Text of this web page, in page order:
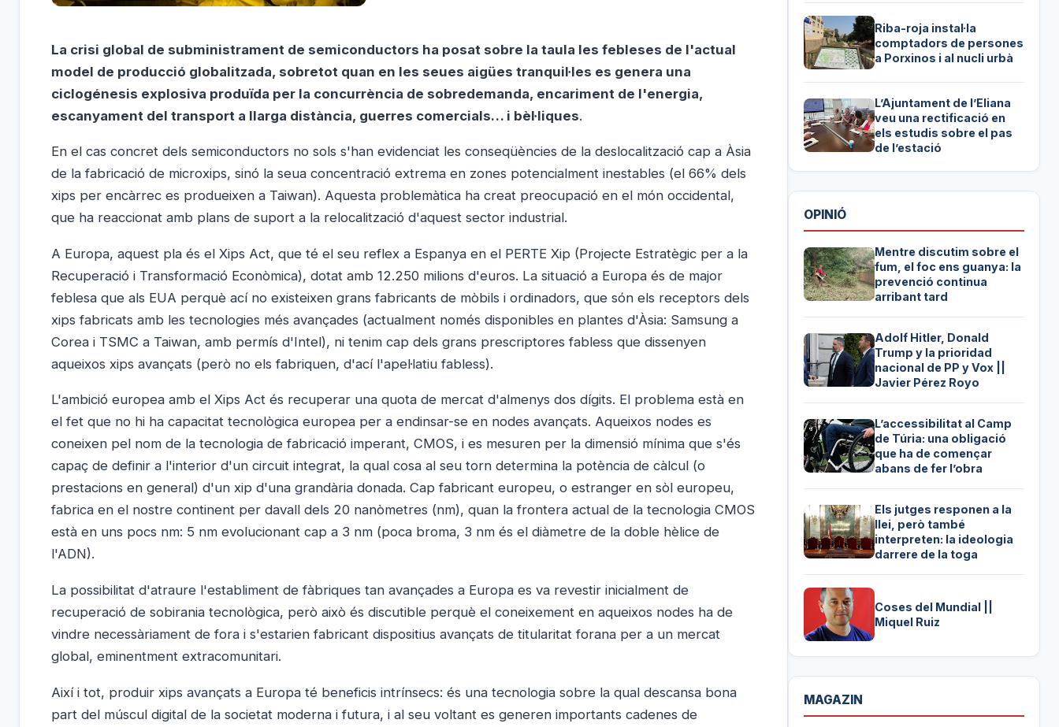
La crisi global de subministrament de semiconductors ha posat sobre la taula les febleses de l'actual
model de producció globalitzada, sobretot quan en les seues aigües tranquil·les es genera una
ciclogénesis explosiva produïda per la concurrència de sobredemanda, encariment de l'energia,
escanyament del transport a llarga distància, guerres comercials… i bèl·liques.
En el cas concret dels semiconductors no sols s'han evidenciat les conseqüències de la deslocalització cap a Àsia
de la fabricació de microxips, sinó la seua concentració extrema en zones potencialment inestables (el 66% dels
xips per encàrrec es produeixen a Taiwan). Aquesta problemàtica ha creat preocupació en el món occidental,
que ha reaccionat amb plans de suport a la relocalització d'aquest sector industrial.
A Europa, aquest pla és el Xips Act, que té el seu reflex a Espanya en el PERTE Xip (Projecte Estratègic per a la
Recuperació i Transformació Econòmica), dotat amb 12.250 milions d'euros. La situació a Europa és de major
feblesa que als EUA perquè ací no existeixen grans fabricants de mòbils i ordinadors, que són els receptors dels
xips fabricats amb les tecnologies més avançades (actualment només disponibles en plantes d'Àsia: Samsung a
Corea i TSMC a Taiwan, amb permís d'Intel), ni tenim cap dels grans prescriptores fabless que dissenyen
aqueixos xips avançats (però no els fabriquen, d'ací l'apel·latiu fabless).
L'ambició europea amb el Xips Act és recuperar una quota de mercat d'almenys dos dígits. El problema està en
el fet que no hi ha capacitat tecnològica europea per a endinsar-se en nodes avançats. Aqueixos nodes es
coneixen pel nom de la tecnologia de fabricació imperant, CMOS, i es mesuren per la dimensió mínima que s'és
capaç de definir a l'interior d'un circuit integrat, la qual cosa al seu torn determina la potència de càlcul (o
prestacions en general) d'un xip d'una grandària donada. Cap fabricant europeu, o estranger en sòl europeu,
fabrica en el nostre continent per davall dels 20 nanòmetres (nm), quan la frontera actual de la tecnologia CMOS
està en uns pocs nm: 5 nm evolucionant cap a 3 nm (poca broma, 3 nm és el diàmetre de la doble hèlice de
l'ADN).
La possibilitat d'atraure l'establiment de fàbriques tan avançades a Europa es va revestir inicialment de
recuperació de sobirania tecnològica, però això és discutible perquè el coneixement en aqueixos nodes ha de
vindre necessàriament de fora i s'estarien fabricant dispositius avançats de titularitat forana per a un mercat
global, eminentment extracomunitari.
Així i tot, produir xips avançats a Europa té beneficis intrínsecs: és una tecnologia sobre la qual descansa bona
part del múscul digital de la societat moderna i futura, i al seu voltant es generen importants cadenes de
Riba-roja instal·la
comptadors de persones
a Porxinos i al nucli urbà
L’Ajuntament de l’Eliana
veu una rectificació en
els estudis sobre el pas
de l’estació
OPINIÓ
Mentre discutim sobre el
fum, el foc ens guanya: la
prevenció continua
arribant tard
Adolf Hitler, Donald
Trump y la prioridad
nacional de PP y Vox ||
Javier Pérez Royo
L’accessibilitat al Camp
de Túria: una obligació
que ha de començar
abans de fer l’obra
Els jutges responen a la
llei, però també
interpreten: la ideologia
darrere de la toga
Coses del Mundial ||
Miquel Ruiz
MAGAZIN